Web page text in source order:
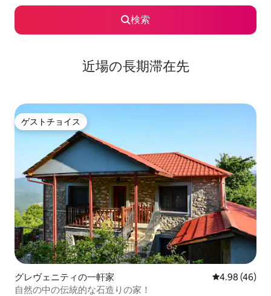
検索
近場の長期滞在先
ゲストチョイス
ゲストチョイス
グレヴェニティの一軒家 レビュー46
4.98 (46)
自然の中の伝統的な石造りの家！